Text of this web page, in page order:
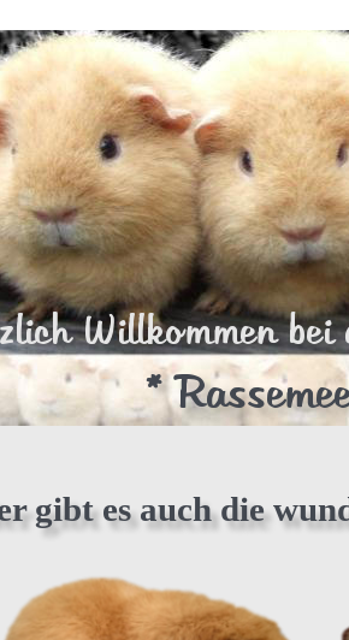
*
Willkommen bei
gibt es auch die